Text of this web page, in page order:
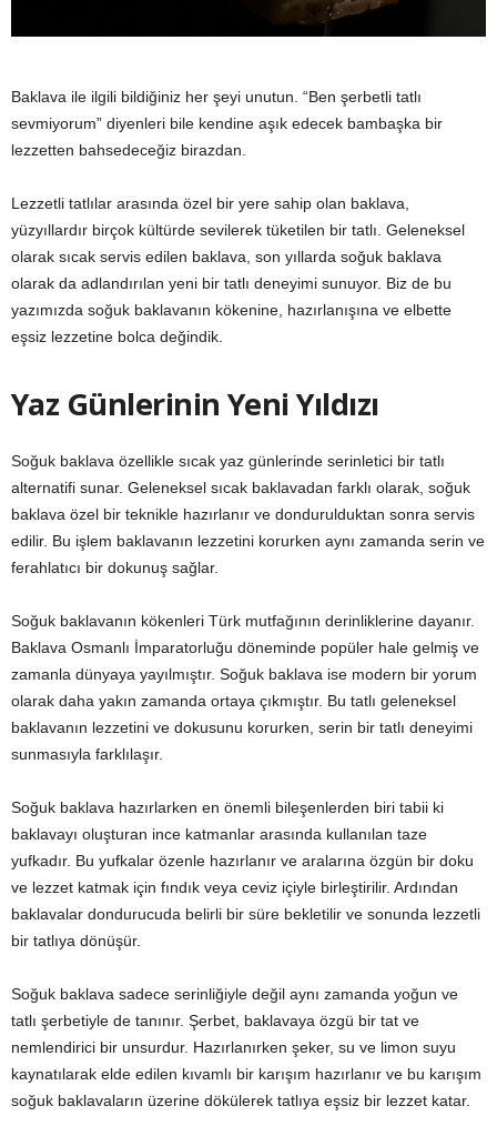
Baklava ile ilgili bildiğiniz her şeyi unutun. “Ben şerbetli tatlı
sevmiyorum” diyenleri bile kendine aşık edecek bambaşka bir
lezzetten bahsedeceğiz birazdan.
Lezzetli tatlılar arasında özel bir yere sahip olan baklava,
yüzyıllardır birçok kültürde sevilerek tüketilen bir tatlı. Geleneksel
olarak sıcak servis edilen baklava, son yıllarda soğuk baklava
olarak da adlandırılan yeni bir tatlı deneyimi sunuyor. Biz de bu
yazımızda soğuk baklavanın kökenine, hazırlanışına ve elbette
eşsiz lezzetine bolca değindik.
Yaz Günlerinin Yeni Yıldızı
Soğuk baklava özellikle sıcak yaz günlerinde serinletici bir tatlı
alternatifi sunar. Geleneksel sıcak baklavadan farklı olarak, soğuk
baklava özel bir teknikle hazırlanır ve dondurulduktan sonra servis
edilir. Bu işlem baklavanın lezzetini korurken aynı zamanda serin ve
ferahlatıcı bir dokunuş sağlar.
Soğuk baklavanın kökenleri Türk mutfağının derinliklerine dayanır.
Baklava Osmanlı İmparatorluğu döneminde popüler hale gelmiş ve
zamanla dünyaya yayılmıştır. Soğuk baklava ise modern bir yorum
olarak daha yakın zamanda ortaya çıkmıştır. Bu tatlı geleneksel
baklavanın lezzetini ve dokusunu korurken, serin bir tatlı deneyimi
sunmasıyla farklılaşır.
Soğuk baklava hazırlarken en önemli bileşenlerden biri tabii ki
baklavayı oluşturan ince katmanlar arasında kullanılan taze
yufkadır. Bu yufkalar özenle hazırlanır ve aralarına özgün bir doku
ve lezzet katmak için fındık veya ceviz içiyle birleştirilir. Ardından
baklavalar dondurucuda belirli bir süre bekletilir ve sonunda lezzetli
bir tatlıya dönüşür.
Soğuk baklava sadece serinliğiyle değil aynı zamanda yoğun ve
tatlı şerbetiyle de tanınır. Şerbet, baklavaya özgü bir tat ve
nemlendirici bir unsurdur. Hazırlanırken şeker, su ve limon suyu
kaynatılarak elde edilen kıvamlı bir karışım hazırlanır ve bu karışım
soğuk baklavaların üzerine dökülerek tatlıya eşsiz bir lezzet katar.